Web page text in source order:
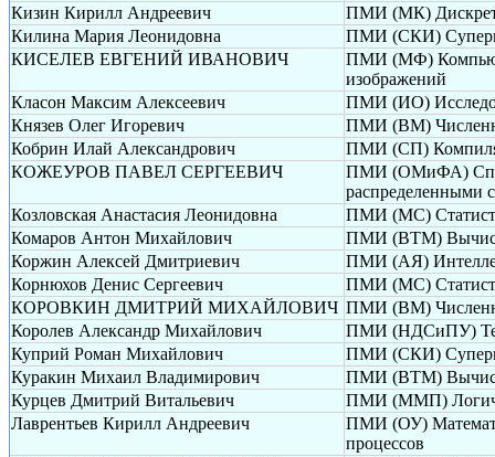
Кизин Кирилл Андреевич
ПМИ (МК)
Килина Мария Леонидовна
ПМИ (СКИ)
КИСЕЛЕВ ЕВГЕНИЙ ИВАНОВИЧ
ПМИ (МФ)
изображений
Класон Максим Алексеевич
ПМИ (ИО)
Князев Олег Игоревич
ПМИ (ВМ)
Кобрин Илай Александрович
ПМИ (СП)
КОЖЕУРОВ ПАВЕЛ СЕРГЕЕВИЧ
ПМИ (ОМиФА)
распределенными
Козловская Анастасия Леонидовна
ПМИ (МС)
Комаров Антон Михайлович
ПМИ (ВТМ)
Коржин Алексей Дмитриевич
ПМИ (АЯ)
Корнюхов Денис Сергеевич
ПМИ (МС)
КОРОВКИН ДМИТРИЙ МИХАЙЛОВИЧ ПМИ (ВМ)
Королев Александр Михайлович
ПМИ (НДСиПУ)
Куприй Роман Михайлович
ПМИ (СКИ)
Куракин Михаил Владимирович
ПМИ (ВТМ)
Курцев Дмитрий Витальевич
ПМИ (ММП)
Лаврентьев Кирилл Андреевич
ПМИ (ОУ)
процессов